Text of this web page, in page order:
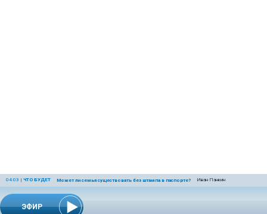
ЭФИР
04:03 | ЧТО БУДЕТ Может ли семья существовать без штампа в паспорте? Иван Панкин